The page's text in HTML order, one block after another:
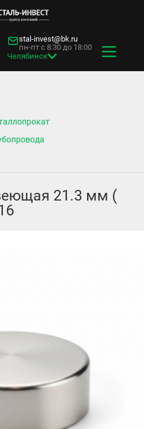
stal-invest@bk.ru
пн-пт с 8:30 до 18:00
Челябинск
21.3 мм (